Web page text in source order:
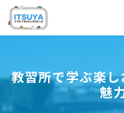
教習所で学ぶ楽
魅